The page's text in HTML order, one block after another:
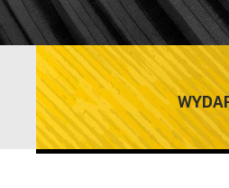
DOM